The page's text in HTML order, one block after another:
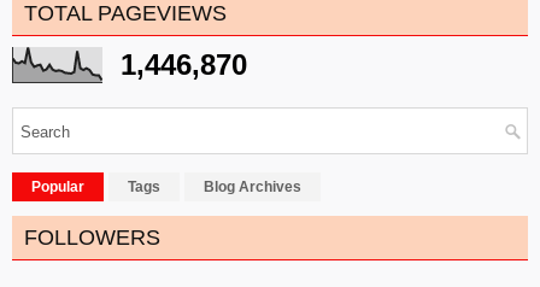
TOTAL PAGEVIEWS
1,446,870
Popular Tags Blog Archives
FOLLOWERS